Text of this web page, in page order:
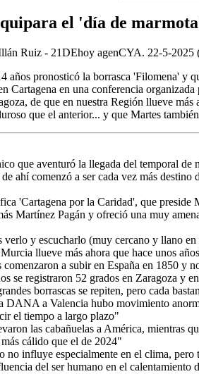
el 'día de
Ruiz - 21DEhoy agenCYA. 22-5-2025
años pronosticó la borrasca 'Filomena' y
Cartagena en una conferencia
de que en nuestra Región llueve
que el anterior... y que Martes
que aventuró la llegada del temporal
ahí comenzó a ser cada vez más
'Cartagena por la Caridad', que
Martínez Pagán y ofreció una muy
verlo y escucharlo (muy cercano y llano
llueve más ahora que hace unos
comenzaron a subir en España en 1850 y
se registraron 52 grados en Zaragoza y
borrascas se repiten, pero cada
DANA a Valencia hubo movimiento
el tiempo a largo plazo"
las cabañuelas a América, mientras
cálido que el de 2024"
no influye especialmente en el clima,
del ser humano en el calentamiento